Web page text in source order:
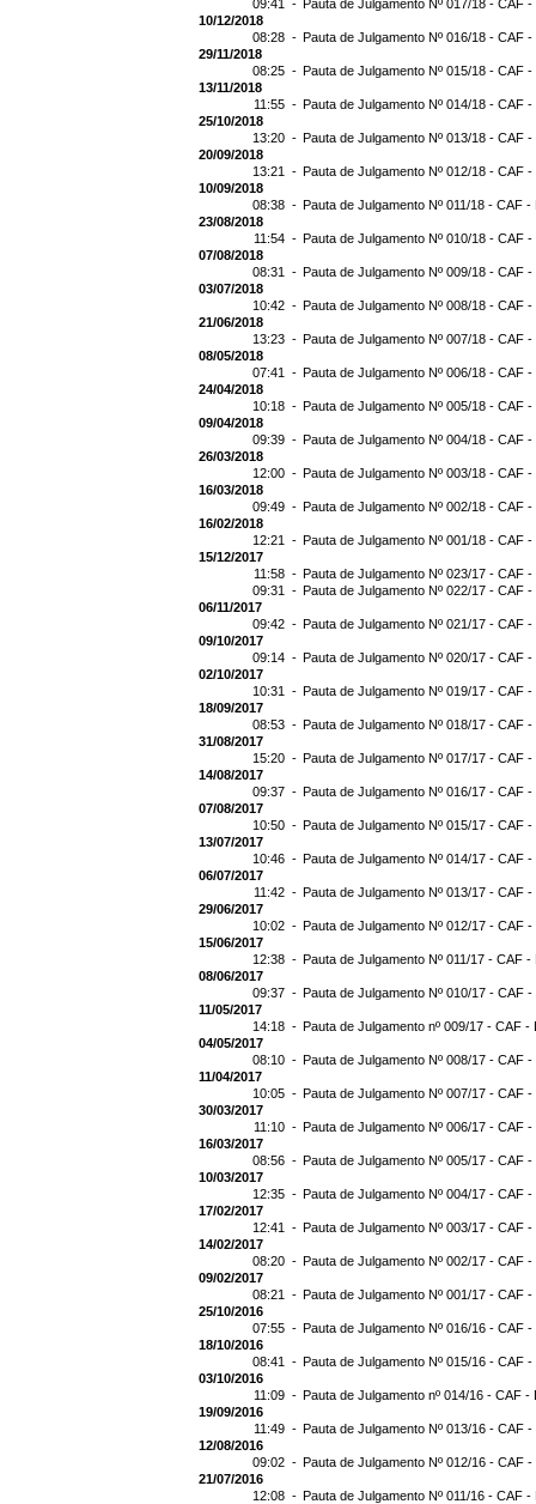
09:41 - Pauta de Julgamento Nº 017/18 - CAF
10/12/2018
08:28 - Pauta de Julgamento Nº 016/18 - CAF
29/11/2018
08:25 - Pauta de Julgamento Nº 015/18 - CAF
13/11/2018
11:55 - Pauta de Julgamento Nº 014/18 - CAF -
25/10/2018
13:20 - Pauta de Julgamento Nº 013/18 - CAF
20/09/2018
13:21 - Pauta de Julgamento Nº 012/18 - CAF
10/09/2018
08:38 - Pauta de Julgamento Nº 011/18 - CAF
23/08/2018
11:54 - Pauta de Julgamento Nº 010/18 - CAF
07/08/2018
08:31 - Pauta de Julgamento Nº 009/18 - CAF
03/07/2018
10:42 - Pauta de Julgamento Nº 008/18 - CAF
21/06/2018
13:23 - Pauta de Julgamento Nº 007/18 - CAF
08/05/2018
07:41 - Pauta de Julgamento Nº 006/18 - CAF
24/04/2018
10:18 - Pauta de Julgamento Nº 005/18 - CAF
09/04/2018
09:39 - Pauta de Julgamento Nº 004/18 - CAF
26/03/2018
12:00 - Pauta de Julgamento Nº 003/18 - CAF
16/03/2018
09:49 - Pauta de Julgamento Nº 002/18 - CAF
16/02/2018
12:21 - Pauta de Julgamento Nº 001/18 - CAF
15/12/2017
11:58 - Pauta de Julgamento Nº 023/17 - CAF
09:31 - Pauta de Julgamento Nº 022/17 - CAF
06/11/2017
09:42 - Pauta de Julgamento Nº 021/17 - CAF -
09/10/2017
09:14 - Pauta de Julgamento Nº 020/17 - CAF -
02/10/2017
10:31 - Pauta de Julgamento Nº 019/17 - CAF
18/09/2017
08:53 - Pauta de Julgamento Nº 018/17 - CAF
31/08/2017
15:20 - Pauta de Julgamento Nº 017/17 - CAF
14/08/2017
09:37 - Pauta de Julgamento Nº 016/17 - CAF
07/08/2017
10:50 - Pauta de Julgamento Nº 015/17 - CAF
13/07/2017
10:46 - Pauta de Julgamento Nº 014/17 - CAF
06/07/2017
11:42 - Pauta de Julgamento Nº 013/17 - CAF -
29/06/2017
10:02 - Pauta de Julgamento Nº 012/17 - CAF
15/06/2017
12:38 - Pauta de Julgamento Nº 011/17 - CAF -
08/06/2017
09:37 - Pauta de Julgamento Nº 010/17 - CAF
11/05/2017
14:18 - Pauta de Julgamento nº 009/17 - CAF -
04/05/2017
08:10 - Pauta de Julgamento Nº 008/17 - CAF
11/04/2017
10:05 - Pauta de Julgamento Nº 007/17 - CAF
30/03/2017
11:10 - Pauta de Julgamento Nº 006/17 - CAF
16/03/2017
08:56 - Pauta de Julgamento Nº 005/17 - CAF
10/03/2017
12:35 - Pauta de Julgamento Nº 004/17 - CAF
17/02/2017
12:41 - Pauta de Julgamento Nº 003/17 - CAF
14/02/2017
08:20 - Pauta de Julgamento Nº 002/17 - CAF
09/02/2017
08:21 - Pauta de Julgamento Nº 001/17 - CAF
25/10/2016
07:55 - Pauta de Julgamento Nº 016/16 - CAF
18/10/2016
08:41 - Pauta de Julgamento Nº 015/16 - CAF
03/10/2016
11:09 - Pauta de Julgamento nº 014/16 - CAF -
19/09/2016
11:49 - Pauta de Julgamento Nº 013/16 - CAF
12/08/2016
09:02 - Pauta de Julgamento Nº 012/16 - CAF
21/07/2016
12:08 - Pauta de Julgamento Nº 011/16 - CAF -